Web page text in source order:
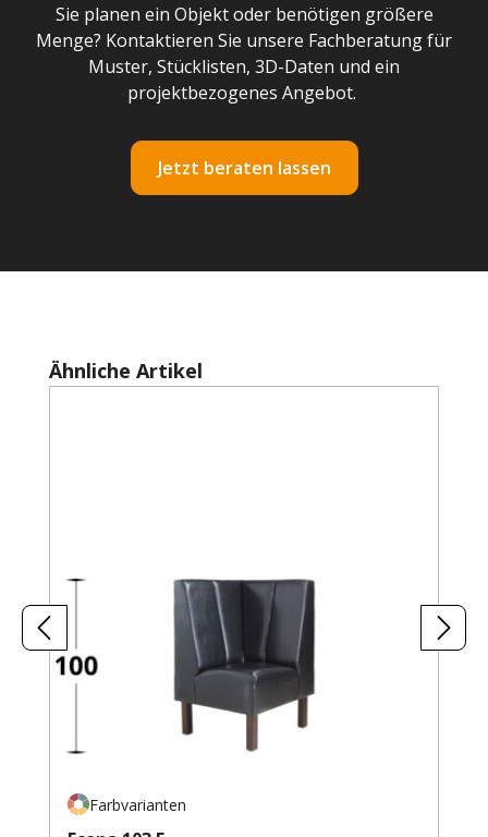
Sie planen ein Objekt oder benötigen größere
Menge? Kontaktieren Sie unsere Fachberatung für
Muster, Stücklisten, 3D-Daten und ein
projektbezogenes Angebot.
Jetzt beraten lassen
Produktgalerie überspringen
Ähnliche Artikel
Farbvarianten